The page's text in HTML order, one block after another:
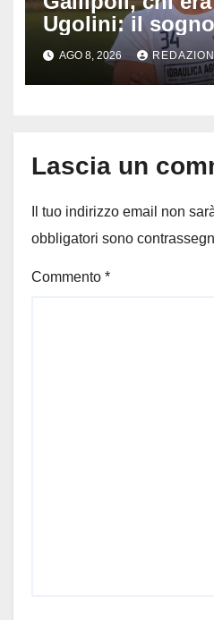
Ugolini: il
medico e la
capitano, il
per il 19enne
AGO 8, 2026
Lascia un
Il tuo indirizzo email non
obbligatori sono
Commento *